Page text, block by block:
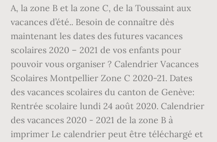
A, la zone B et la zone C, de la Toussaint aux
vacances d’été.. Besoin de connaître dès
maintenant les dates des futures vacances
scolaires 2020 – 2021 de vos enfants pour
pouvoir vous organiser ? Calendrier Vacances
Scolaires Montpellier Zone C 2020-21. Dates
des vacances scolaires du canton de Genève:
Rentrée scolaire lundi 24 août 2020. Calendrier
des vacances 2020 - 2021 de la zone B à
imprimer Le calendrier peut être téléchargé et